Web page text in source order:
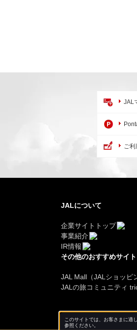
JAL
ご利
JALについて
企業サイトトップ
事業紹介
IR情報
その他のおすすめサイ
JAL Mall（JALショッピ
JALの旅コミュニティ
このサイトでは、お客さまに適
参照ください。